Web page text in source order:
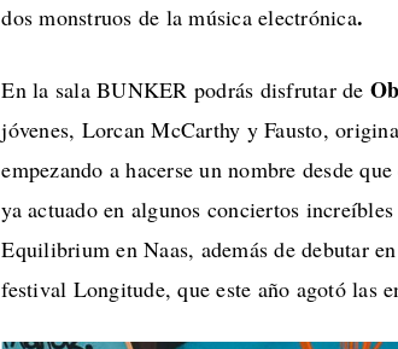
dos monstruos de la música electrónica.
En la sala BUNKER podrás disfrutar de
jóvenes, Lorcan McCarthy y Fausto,
empezando a hacerse un nombre desde
ya actuado en algunos conciertos
Equilibrium en Naas, además de debutar
festival Longitude, que este año agotó las